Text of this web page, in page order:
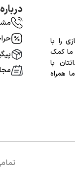
را با
ما کمک
با
همراه